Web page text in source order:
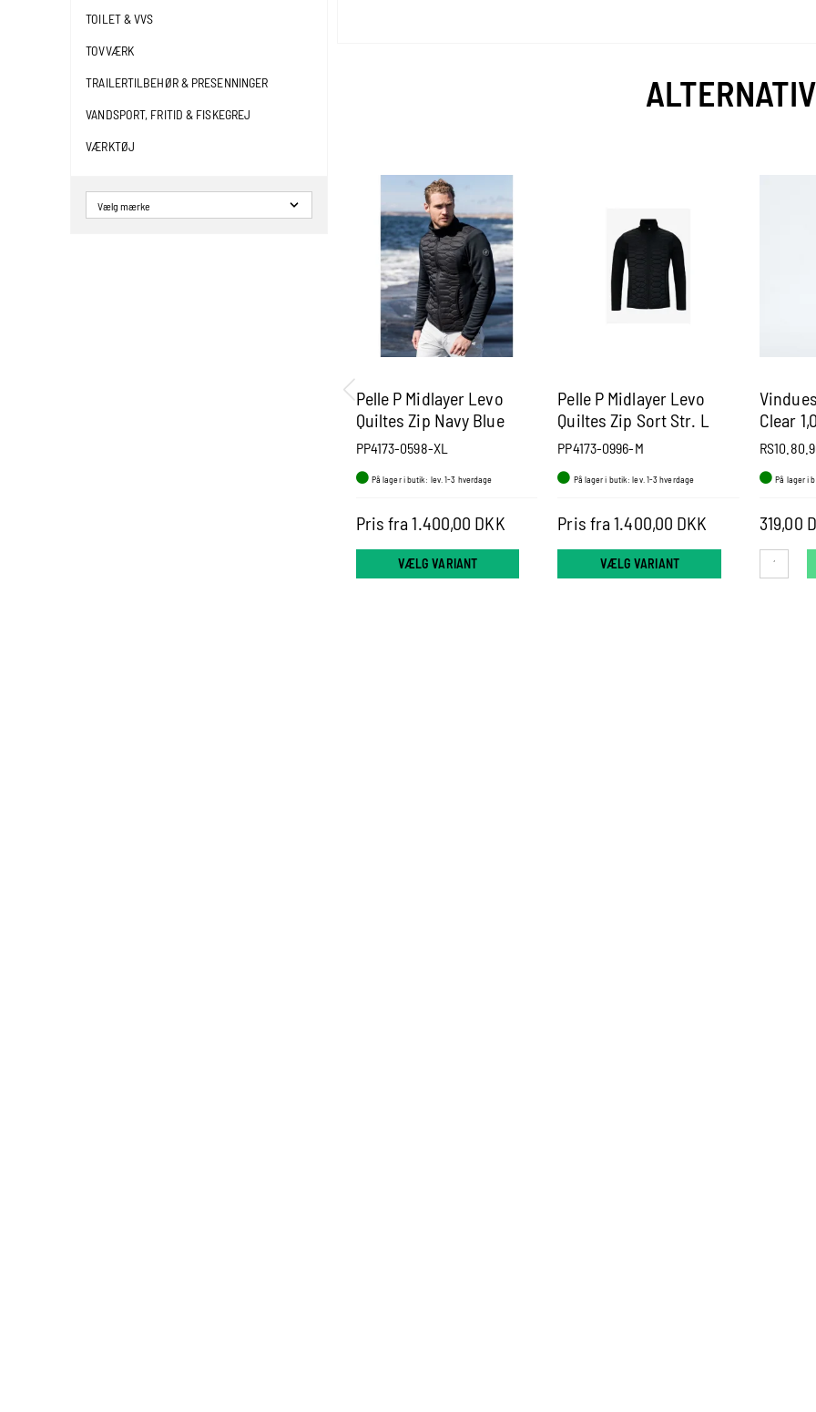
TOILET & VVS
TOVVÆRK
TRAILERTILBEHØR & PRESENNINGER
VANDSPORT, FRITID & FISKEGREJ
VÆRKTØJ
Pelle P Midlayer Levo
Quiltes Zip Navy Blue
PP4173-0598-XL
På lager i butik: lev. 1-3 hverdage
Pris fra 1.400,00 DKK
VÆLG VARIANT
Pelle P Midlayer Levo
Quiltes Zip Sort Str. L
PP4173-0996-M
På lager i butik: lev. 1-3 hverdage
Pris fra 1.400,00 DKK
VÆLG VARIANT
Clear
m.
På lager i
319,00